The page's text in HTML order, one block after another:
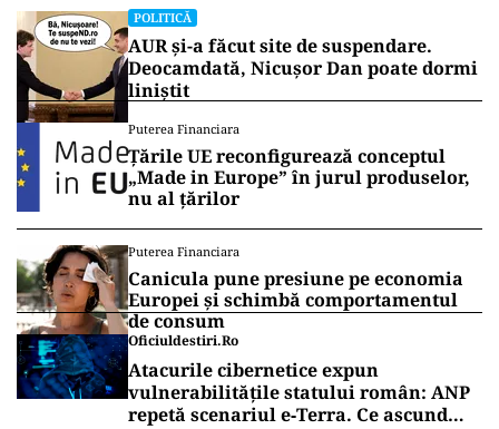
POLITICĂ
AUR și-a făcut site de suspendare.
Deocamdată, Nicușor Dan poate dormi
liniștit
Puterea Financiara
Țările UE reconfigurează conceptul
„Made in Europe” în jurul produselor,
nu al țărilor
Puterea Financiara
Canicula pune presiune pe economia
Europei și schimbă comportamentul
de consum
Oficiuldestiri.ro
Atacurile cibernetice expun
vulnerabilitățile statului român: ANP
repetă scenariul e‑Terra. Ce ascund